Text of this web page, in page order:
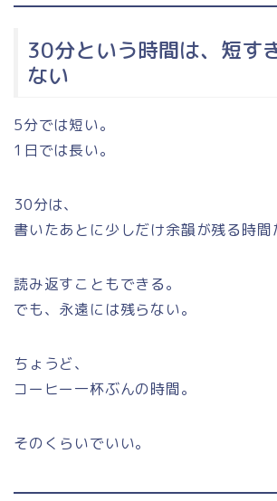
30分という時間は、短す
ない
5分では短い。
1日では長い。
30分は、
書いたあとに少しだけ余韻が残る時間
読み返すこともできる。
でも、永遠には残らない。
ちょうど、
コーヒー一杯ぶんの時間。
そのくらいでいい。